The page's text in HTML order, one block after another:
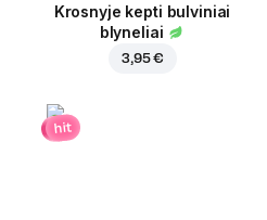
Krosnyje kepti bulviniai
blyneliai
3,95 €
hit